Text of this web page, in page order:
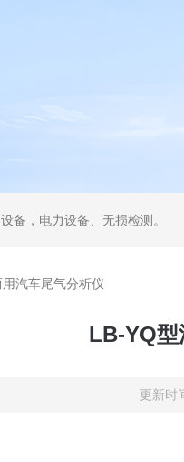
备，电力设备、无损检测。
汽车尾气分析仪
LB-YQ型
更新